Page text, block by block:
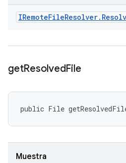
IRemoteFileResolver.
getResolvedFile
public File
Muestra